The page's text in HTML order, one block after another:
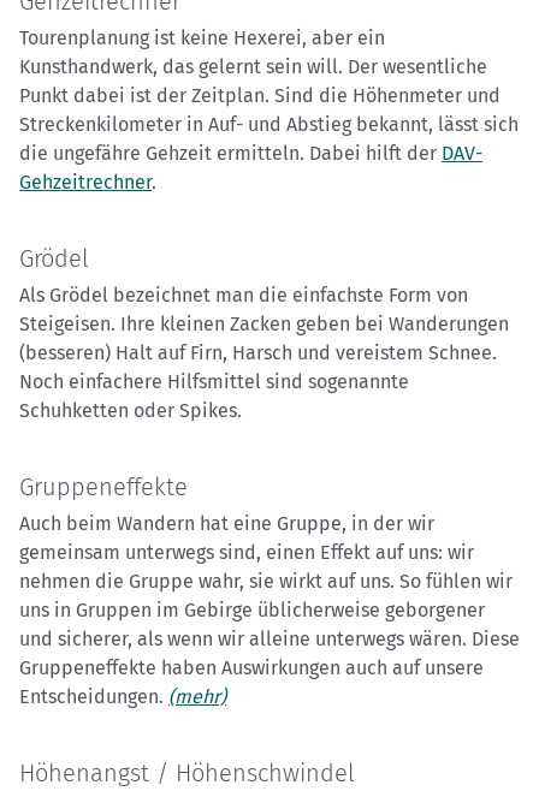
Tourenplanung ist keine Hexerei, aber ein
Kunsthandwerk, das gelernt sein will. Der wesentliche
Punkt dabei ist der Zeitplan. Sind die Höhenmeter und
Streckenkilometer in Auf- und Abstieg bekannt, lässt sich
die ungefähre Gehzeit ermitteln. Dabei hilft der DAV-
Gehzeitrechner.
Grödel
Als Grödel bezeichnet man die einfachste Form von
Steigeisen. Ihre kleinen Zacken geben bei Wanderungen
(besseren) Halt auf Firn, Harsch und vereistem Schnee.
Noch einfachere Hilfsmittel sind sogenannte
Schuhketten oder Spikes.
Gruppeneffekte
Auch beim Wandern hat eine Gruppe, in der wir
gemeinsam unterwegs sind, einen Effekt auf uns: wir
nehmen die Gruppe wahr, sie wirkt auf uns. So fühlen wir
uns in Gruppen im Gebirge üblicherweise geborgener
und sicherer, als wenn wir alleine unterwegs wären. Diese
Gruppeneffekte haben Auswirkungen auch auf unsere
Entscheidungen. (mehr)
Höhenangst / Höhenschwindel